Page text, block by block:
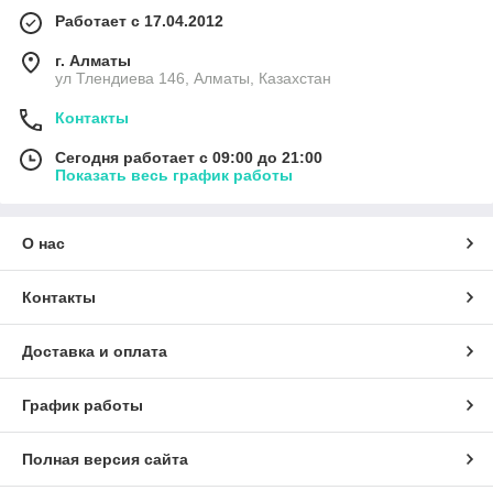
Работает с 17.04.2012
г. Алматы
ул Тлендиева 146, Алматы, Казахстан
Контакты
Сегодня работает с 09:00 до 21:00
Показать весь график работы
О нас
Контакты
Доставка и оплата
График работы
Полная версия сайта